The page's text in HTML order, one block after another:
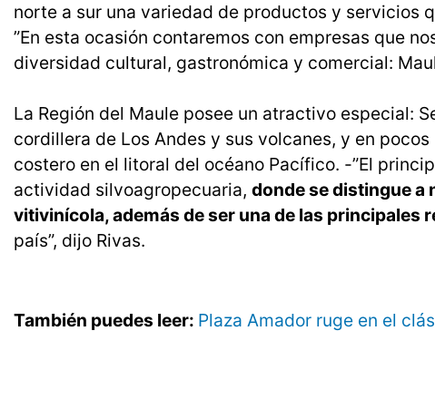
norte a sur una variedad de productos y servicios
”En esta ocasión contaremos con empresas que
diversidad cultural, gastronómica y comercial:
La Región del Maule posee un atractivo especial:
cordillera de Los Andes y sus volcanes, y en
costero en el litoral del océano Pacífico. -”El
actividad silvoagropecuaria, donde se distingue a
vitivinícola, además de ser una de las principales
país”, dijo Rivas.
También puedes leer: Plaza Amador ruge en el